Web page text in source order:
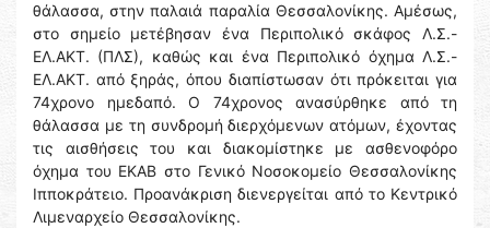
θάλασσα, στην παλαιά παραλία Θεσσαλονίκης. Αμέσως,
στο σημείο μετέβησαν ένα Περιπολικό σκάφος Λ.Σ.-
ΕΛ.ΑΚΤ. (ΠΛΣ), καθώς και ένα Περιπολικό όχημα Λ.Σ.-
ΕΛ.ΑΚΤ. από ξηράς, όπου διαπίστωσαν ότι πρόκειται για
74χρονο ημεδαπό. Ο 74χρονος ανασύρθηκε από τη
θάλασσα με τη συνδρομή διερχόμενων ατόμων, έχοντας
τις αισθήσεις του και διακομίστηκε με ασθενοφόρο
όχημα του ΕΚΑΒ στο Γενικό Νοσοκομείο Θεσσαλονίκης
Ιπποκράτειο. Προανάκριση διενεργείται από το Κεντρικό
Λιμεναρχείο Θεσσαλονίκης.